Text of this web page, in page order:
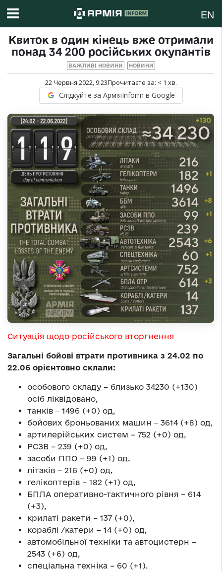
EN
Квиток в один кінець вже отримали
понад 34 200 російських окупантів
ВАЖЛИВІ НОВИНИ НОВИНИ
22 Червня 2022, 9:23Прочитаєте за: < 1 хв.
Слідкуйте за АрміяInform в Google
Ситуація щодо російського вторгнення
Загальні бойові втрати противника з 24.02 по
22.06 орієнтовно склали:
особового складу – близько 34230 (+130)
осіб ліквідовано,
танків ‒ 1496 (+0) од,
бойових броньованих машин ‒ 3614 (+8) од,
артилерійських систем – 752 (+0) од,
РСЗВ – 239 (+0) од,
засоби ППО – 99 (+1) од,
літаків – 216 (+0) од,
гелікоптерів – 182 (+1) од,
БПЛА оперативно-тактичного рівня – 614
(+3),
крилаті ракети – 137 (+0),
кораблі /катери – 14 (+0) од,
автомобільної техніки та автоцистерн –
2543 (+6) од,
спеціальна техніка – 60 (+1).